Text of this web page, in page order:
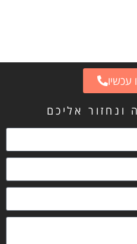
עכשיו
ונחזור אליכם